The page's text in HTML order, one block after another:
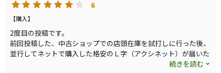
打っていて楽しい、練習が楽しいパターです。
確かに、芯を外した時に大きくショートすることと成りが
ちですが、それ故にパッティングの現状をよく把握しやす
いと感じます。練習ラウンドで感性を高めるにはもってこ
6
【購入】
2度目の投稿です。
前回投稿した、中古ショップでの店頭在庫を試打しに行った後、
並行してネットで購入した格安のＬ字（アクシネット）が届いた
続きを読む